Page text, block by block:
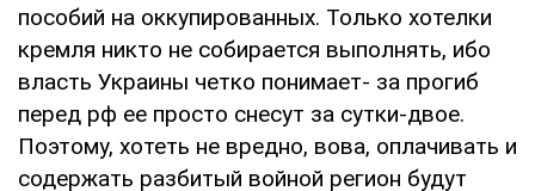
пособий на оккупированных. Только хотелки
кремля никто не собирается выполнять, ибо
власть Украины четко понимает- за прогиб
перед рф ее просто снесут за сутки-двое.
Поэтому, хотеть не вредно, вова, оплачивать и
содержать разбитый войной регион будут